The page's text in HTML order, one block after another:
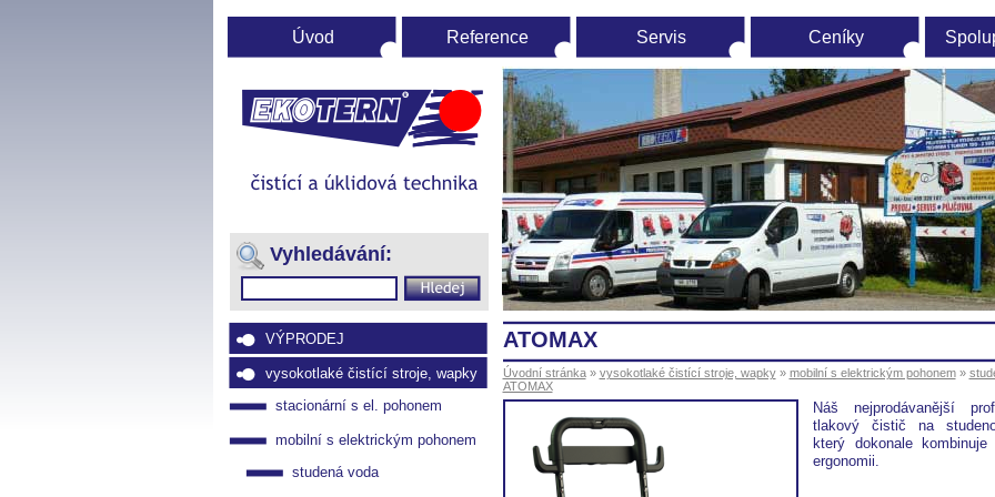
Úvodní
stránka
(Přejít
navigaci)
ATOMAX
Náš nejprodávanější
tlakový čistič na
který dokonale
ergonomii.
Vyhledávání:
VÝPRODEJ
vysokotlaké čistící stroje, wapky
stacionární s el. pohonem
mobilní s elektrickým pohonem
studená voda
Úvod Reference Servis Ceníky
Úvodní stránka» vysokotlaké čistící stroje, wapky» mobilní s elektrickým pohonem»
ATOMAX